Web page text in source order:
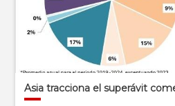
Asia tracciona el superávit